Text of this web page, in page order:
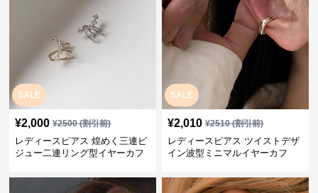
SALE
¥2,000 ¥2500(割引前)
レディースピアス 煌めく三連ビ
ジュー二連リング型イヤーカフ
SALE
¥2,010 ¥2510(割引前)
レディースピアス ツイストデザ
イン波型ミニマルイヤーカフ